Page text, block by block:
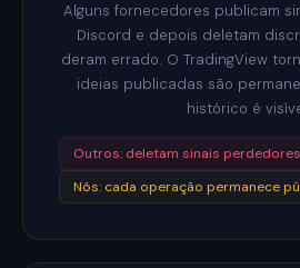
Alguns fornecedores publicam
Discord e depois deletam
deram errado. O TradingView
ideias publicadas são
histórico é
Outros: deletam sinais perdedores
Nós: cada operação permanece